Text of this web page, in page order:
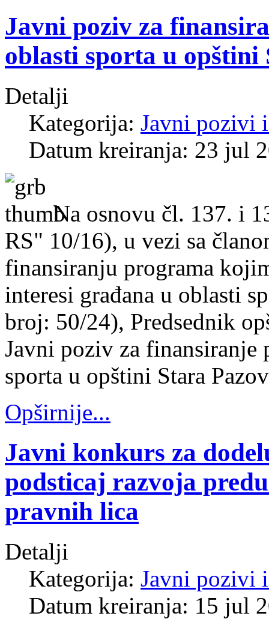
Javni poziv za
oblasti sporta u opštini
Detalji
Kategorija: Javni pozivi
Datum kreiranja: 23 jul
Na osnovu čl. 137. i
RS" 10/16), u vezi sa
finansiranju programa
interesi građana u oblasti
broj: 50/24), Predsednik
Javni poziv za finansiranje
sporta u opštini Stara
Opširnije...
Javni konkurs za
podsticaj razvoja
pravnih lica
Detalji
Kategorija: Javni pozivi
Datum kreiranja: 15 jul